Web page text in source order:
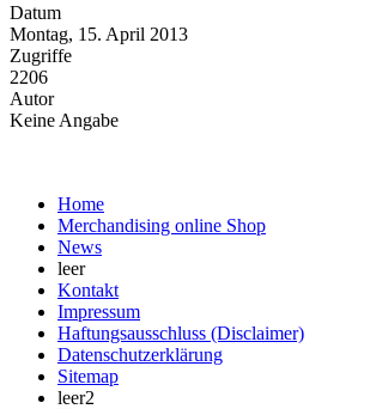
Datum
Montag, 15. April 2013
Zugriffe
2206
Autor
Keine Angabe
Home
Merchandising online Shop
News
leer
Kontakt
Impressum
Haftungsausschluss (Disclaimer)
Datenschutzerklärung
Sitemap
leer2